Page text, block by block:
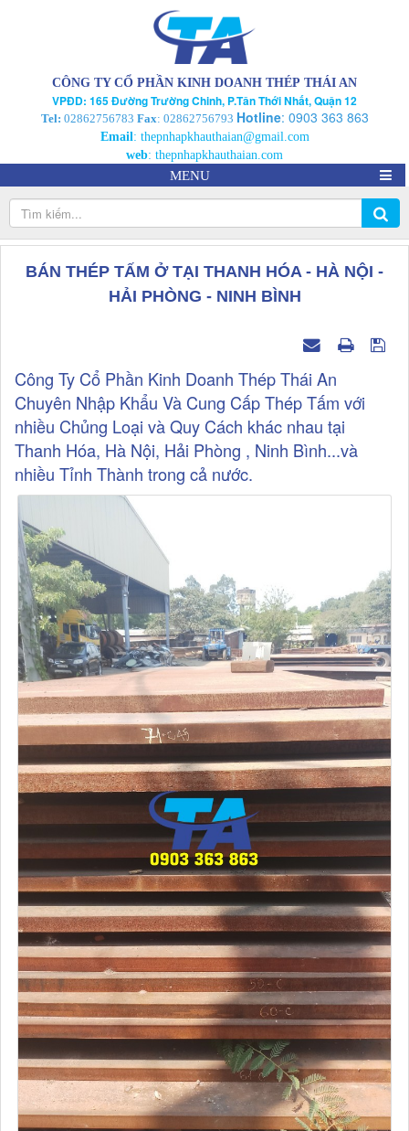
CÔNG TY CỔ PHẦN KINH DOANH THÉP THÁI AN
VPĐD: 165 Đường Trường Chinh, P.Tân Thới Nhất, Quận 12
Tel: 02862756783 Fax: 02862756793 Hotline: 0903 363 863
Email: thepnhapkhauthaian@gmail.com
web: thepnhapkhauthaian.com
MENU
BÁN THÉP TẤM Ở TẠI THANH HÓA - HÀ NỘI -
HẢI PHÒNG - NINH BÌNH
Công Ty Cổ Phần Kinh Doanh Thép Thái An
Chuyên Nhập Khẩu Và Cung Cấp Thép Tấm với
nhiều Chủng Loại và Quy Cách khác nhau tại
Thanh Hóa, Hà Nội, Hải Phòng , Ninh Bình...và
nhiều Tỉnh Thành trong cả nước.